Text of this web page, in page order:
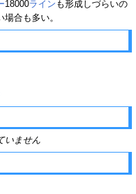
18000ライン も形成しづらいの
合も多い。
いません